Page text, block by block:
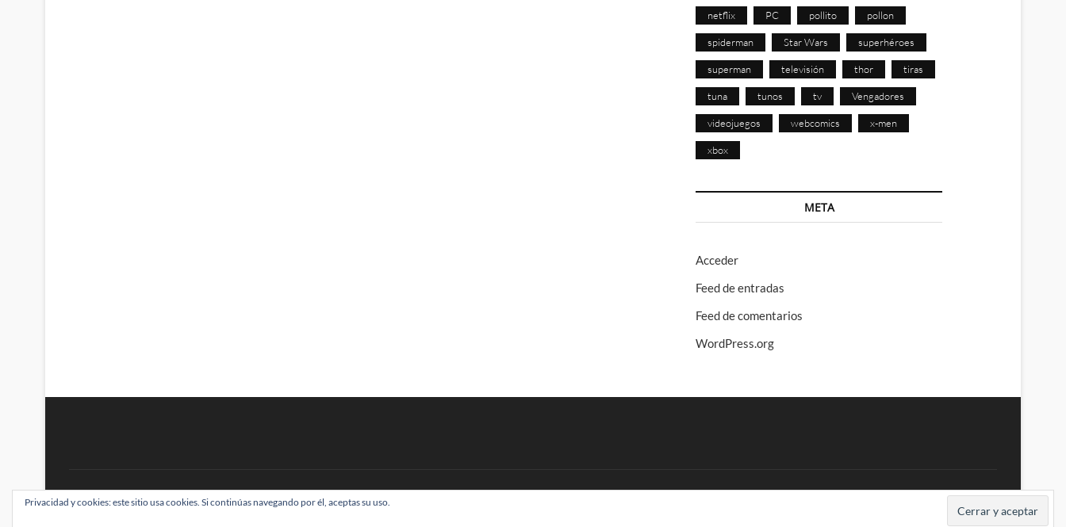
netflix PC pollito pollon
spiderman Star Wars superhéroes
superman televisión thor tiras
tuna tunos tv Vengadores
videojuegos webcomics x-men
xbox
META
Acceder
Feed de entradas
Feed de comentarios
WordPress.org
BRAINSTOMPING| Diseñado por:Theme Freesia|WordPress| © Todos los derechos reservados
Privacidad y cookies: este sitio usa cookies. Si continúas navegando por él, aceptas su uso.